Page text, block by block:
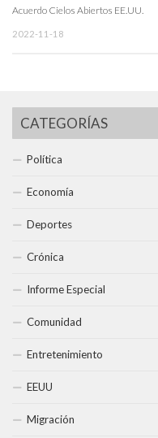
Acuerdo Cielos Abiertos EE.UU.
2022-11-18
CATEGORÍAS
Política
Economía
Deportes
Crónica
Informe Especial
Comunidad
Entretenimiento
EEUU
Migración